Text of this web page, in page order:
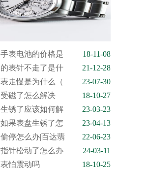
表电池的价格是
18-11-08
表针不走了是什
21-12-28
走慢是为什么（
23-07-30
磁了怎么解决
18-10-27
锈了应该如何解
23-03-23
果表盘生锈了怎
23-04-13
停怎么办|百达翡
22-06-23
针松动了怎么办
24-03-11
怕震动吗
18-10-25